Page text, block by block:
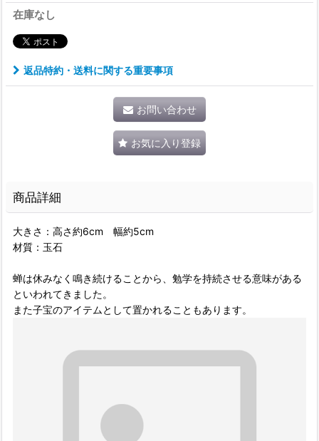
在庫なし
返品特約・送料に関する重要事項
お問い合わせ
お気に入り登録
商品詳細
大きさ：高さ約6cm 幅約5cm
材質：玉石
蝉は休みなく鳴き続けることから、勉学を持続させる意味がある
といわれてきました。
また子宝のアイテムとして置かれることもあります。